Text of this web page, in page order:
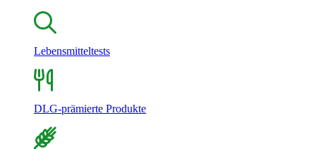
Lebensmitteltests
DLG-prämierte Produkte